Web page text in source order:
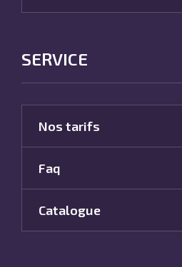
SERVICE
Nos tarifs
Faq
Catalogue